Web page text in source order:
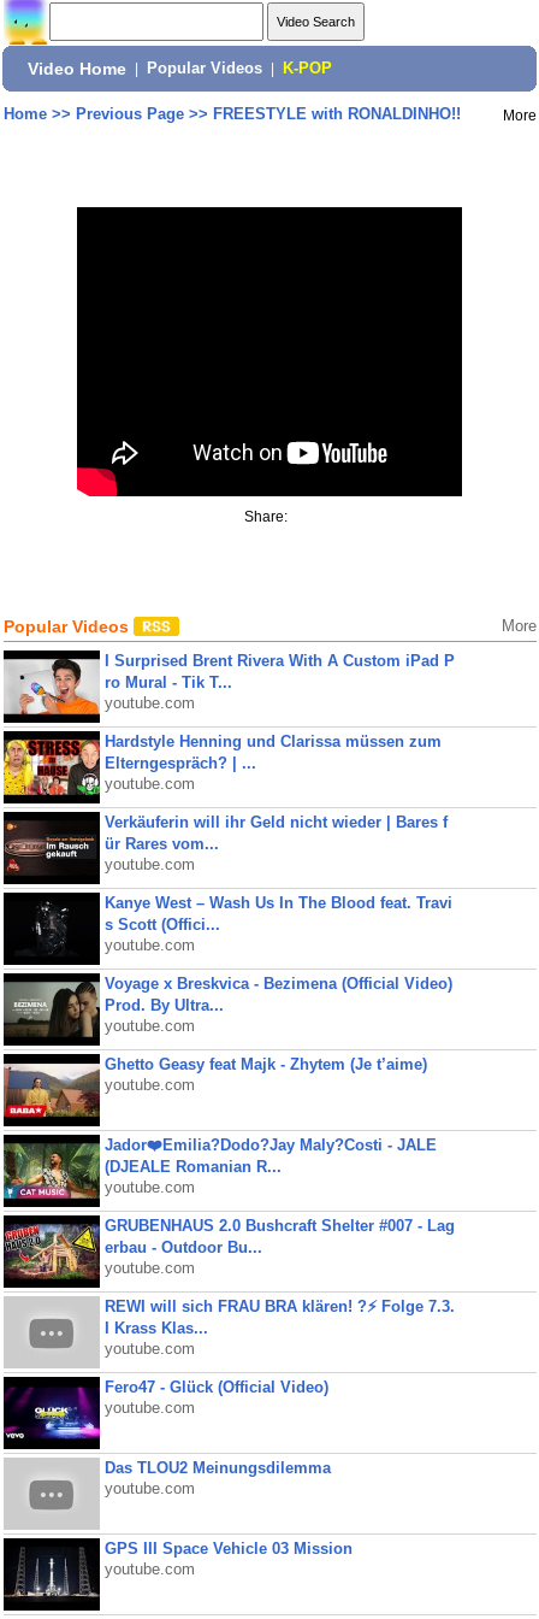
Video Home Popular Videos K-POP
Home>> Previous Page>> FREESTYLE with RONALDINHO!! More
Share:
Popular Videos More
I Surprised Brent Rivera With A Custom iPad P
ro Mural - Tik T...
youtube.com
Hardstyle Henning und Clarissa müssen zum
Elterngespräch? | ...
youtube.com
Verkäuferin will ihr Geld nicht wieder | Bares f
ür Rares vom...
youtube.com
Kanye West – Wash Us In The Blood feat. Travi
s Scott (Offici...
youtube.com
Voyage x Breskvica - Bezimena (Official Video)
Prod. By Ultra...
youtube.com
Ghetto Geasy feat Majk - Zhytem (Je t’aime)
youtube.com
Jador❤️Emilia?Dodo?Jay Maly?Costi - JALE
(DJEALE Romanian R...
youtube.com
GRUBENHAUS 2.0 Bushcraft Shelter #007 - Lag
erbau - Outdoor Bu...
youtube.com
REWI will sich FRAU BRA klären! ?⚡️ Folge 7.3.
I Krass Klas...
youtube.com
Fero47 - Glück (Official Video)
youtube.com
Das TLOU2 Meinungsdilemma
youtube.com
GPS III Space Vehicle 03 Mission
youtube.com